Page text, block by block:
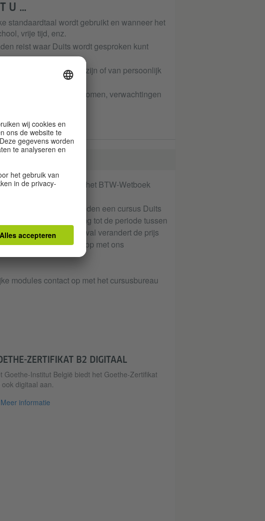
U …
standaardtaal wordt gebruikt en wanneer het
vrije tijd, enz.
reist waar Duits wordt gesproken kunt
die bekend zijn of van persoonlijk
geven van dromen, verwachtingen
geven.
artikel 44 § 2, 4 ° van het BTW-Wetboek
dan 6 maanden geleden een cursus Duits
daarbij betrekking tot de periode tussen
examen. In dit geval verandert de prijs
neem dan contact op met ons
modules contact op met het cursusbureau
ZERTIFIKAT B2 DIGITAAL
Goethe-Institut België biedt het Goethe-Zertifikat
ook digitaal aan.
Meer informatie